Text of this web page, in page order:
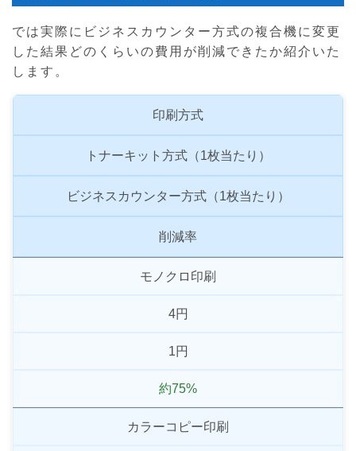
では実際にビジネスカウンター方式の複合機に変更
した結果どのくらいの費用が削減できたか紹介いた
します。
印刷方式
トナーキット方式（1枚当たり）
ビジネスカウンター方式（1枚当たり）
削減率
モノクロ印刷
4円
1円
約75%
カラーコピー印刷